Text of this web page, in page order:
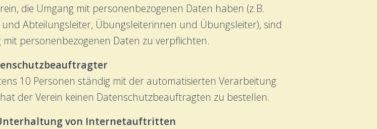
die Umgang mit personenbezogenen Daten haben (z.B.
Abteilungsleiter, Übungsleiterinnen und Übungsleiter), sind
personenbezogenen Daten zu verpflichten.
10 Personen ständig mit der automatisierten Verarbeitung
der Verein keinen Datenschutzbeauftragten zu bestellen.
von Internetauftritten